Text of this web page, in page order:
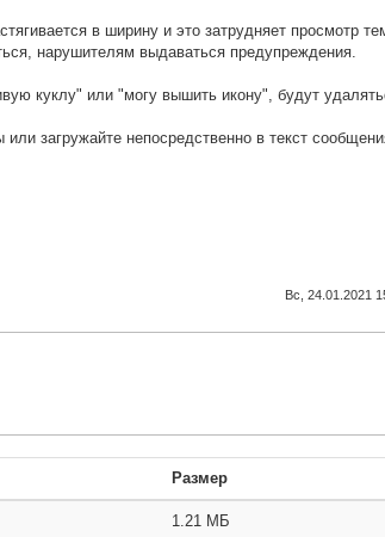
в ширину и это затрудняет просмотр
нарушителям выдаваться предупреждения.
куклу" или "могу вышить икону", будут
загружайте непосредственно в текст
Вс, 24.01.2021
Размер
1.21 МБ